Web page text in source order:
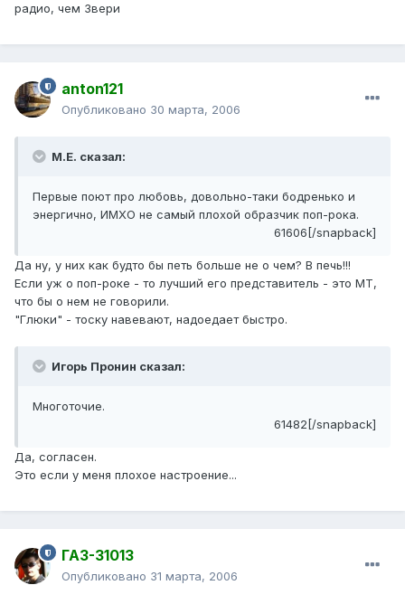
радио, чем Звери
anton121
Опубликовано 30 марта, 2006
М.Е. сказал:
Первые поют про любовь, довольно-таки бодренько и
энергично, ИМХО не самый плохой образчик поп-рока.
61606[/snapback]
Да ну, у них как будто бы петь больше не о чем? В печь!!!
Если уж о поп-роке - то лучший его представитель - это МТ,
что бы о нем не говорили.
"Глюки" - тоску навевают, надоедает быстро.
Игорь Пронин сказал:
Многоточие.
61482[/snapback]
Да, согласен.
Это если у меня плохое настроение...
ГАЗ-31013
Опубликовано 31 марта, 2006